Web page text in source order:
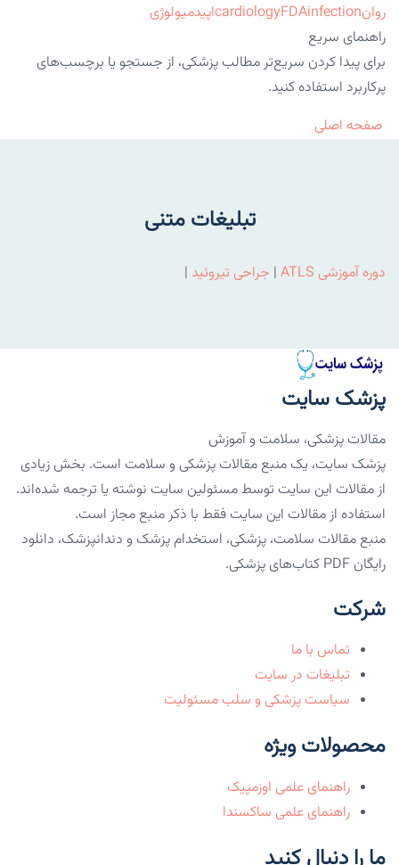
روان
cardiologyFDAinfection
اپیدمیولوژی
راهنمای سریع
برای پیدا کردن سریع‌تر مطالب پزشکی، از جستجو یا برچسب‌های
پرکاربرد استفاده کنید.
صفحه اصلی
تبلیغات متنی
دوره آموزشی ATLS | جراحی تیروئید |
پزشک سایت
مقالات پزشکی، سلامت و آموزش
پزشک سایت، یک منبع مقالات پزشکی و سلامت است. بخش زیادی
از مقالات این سایت توسط مسئولین سایت نوشته یا ترجمه شده‌اند.
استفاده از مقالات این سایت فقط با ذکر منبع مجاز است.
منبع مقالات سلامت، پزشکی، استخدام پزشک و دندانپزشک، دانلود
رایگان PDF کتاب‌های پزشکی.
شرکت
تماس با ما
تبلیغات در سایت
سیاست پزشکی و سلب مسئولیت
محصولات ویژه
راهنمای علمی اوزمپیک
راهنمای علمی ساکسندا